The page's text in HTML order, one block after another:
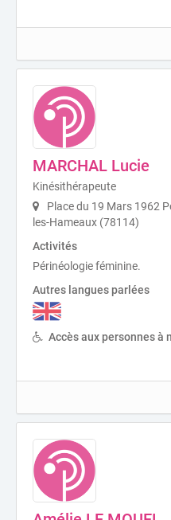
MARCHAL Lucie
Kinésithérapeute
Place du 19 Mars 1962
les-Hameaux (78114)
Activités
Périnéologie féminine.
Autres langues parlées
Accès aux personnes à